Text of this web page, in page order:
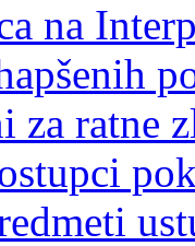
na
za ratne